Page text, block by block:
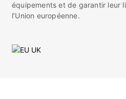
équipements et de garantir leur
l’Union européenne.